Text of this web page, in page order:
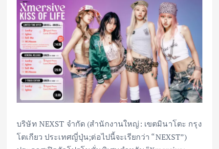
บริษัท NEXST จำกัด (สำนักงานใหญ่: เขตมินาโตะ กรุง
โตเกียว ประเทศญี่ปุ่น;ต่อไปนี้จะเรียกว่า “NEXST”)